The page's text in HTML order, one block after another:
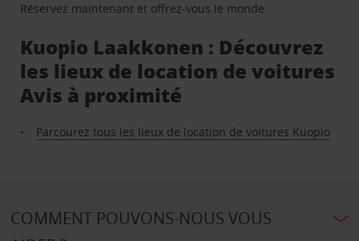
Réservez maintenant et offrez-vous le monde.
Kuopio Laakkonen : Découvrez
les lieux de location de voitures
Avis à proximité
Parcourez tous les lieux de location de voitures Kuopio
COMMENT POUVONS-NOUS VOUS